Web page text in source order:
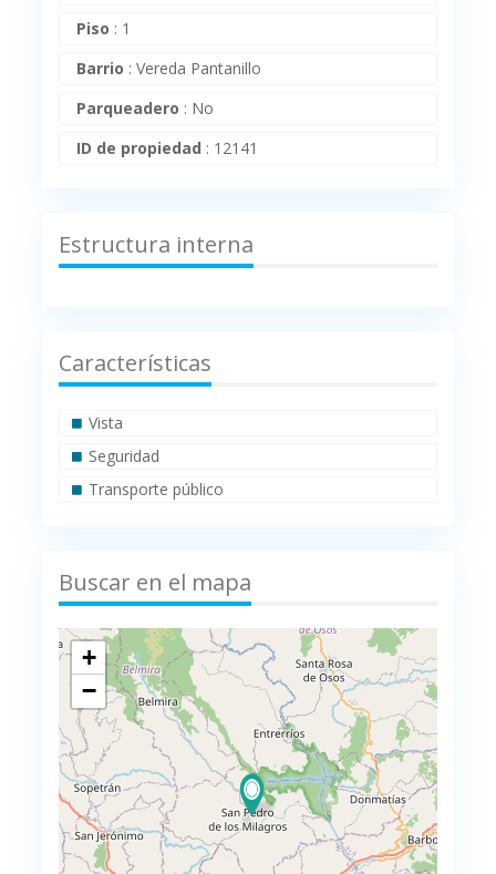
Piso : 1
Barrio :Vereda Pantanillo
Parqueadero : No
ID de propiedad : 12141
Estructura interna
Características
Vista
Seguridad
Transporte público
Buscar en el mapa
+
−